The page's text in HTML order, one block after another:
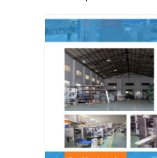
Bloemmixer
Commerciële eierklopper
Deeltjesronder
Voedselvormer
Deeg Sheeter